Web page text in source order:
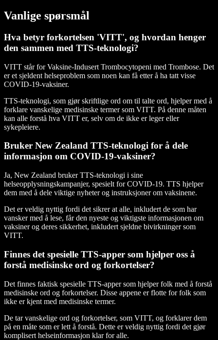
Vanlige spørsmål
Hva betyr forkortelsen 'VITT', og hvordan henger
den sammen med TTS-teknologi?
VITT står for Vaksine-Indusert Trombocytopeni med Trombose. Det
er et sjeldent helseproblem som noen kan få etter å ha tatt visse
COVID-19-vaksiner.
TTS-teknologi, som gjør skriftlige ord om til talte ord, hjelper med å
forklare vanskelige medisinske termer som VITT. På denne måten
kan alle forstå hva VITT er, selv om de ikke er leger eller
sykepleiere.
Bruker New Zealand TTS-teknologi for å dele
informasjon om COVID-19-vaksiner?
Ja, New Zealand bruker TTS-teknologi i sine
helseopplysningskampanjer, spesielt for COVID-19. TTS hjelper
dem med å dele viktige nyheter og instruksjoner om vaksinene.
Det er veldig nyttig fordi det sikrer at alle, inkludert de som har
vansker med å lese, får den nyeste og viktigste informasjonen om
vaksiner og deres sikkerhet, inkludert sjeldne bivirkninger som
VITT.
Finnes det spesielle TTS-apper som hjelper oss å
forstå medisinske ord og forkortelser?
Det finnes faktisk spesielle TTS-apper som hjelper folk med å forstå
medisinske ord og forkortelser. Disse appene er flotte for folk som
ikke er kjent med medisinske termer.
De tar vanskelige ord og forkortelser, som VITT, og forklarer dem
på en måte som er lett å forstå. Dette er veldig nyttig fordi det gjør
komplisert helseinformasjon klar for alle.